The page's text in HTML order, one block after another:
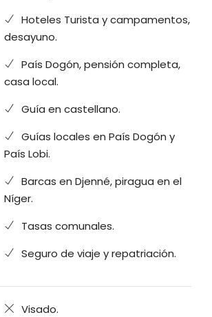
Hoteles Turista y campamentos,
desayuno.
País Dogón, pensión completa,
casa local.
Guía en castellano.
Guías locales en País Dogón y
País Lobi.
Barcas en Djenné, piragua en el
Níger.
Tasas comunales.
Seguro de viaje y repatriación.
Visado.